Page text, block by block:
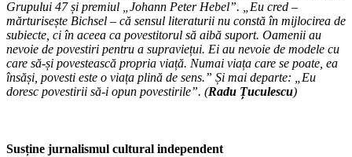
Grupului 47 și premiul „Johann Peter Hebel”. „Eu cred –
mărturisește Bichsel – că sensul literaturii nu constă în mijlocirea de
subiecte, ci în aceea ca povestitorul să aibă suport. Oamenii au
nevoie de povestiri pentru a supraviețui. Ei au nevoie de modele cu
care să-și povestească propria viață. Numai viața care se poate, ea
însăși, povesti este o viața plină de sens.” Și mai departe: „Eu
doresc povestirii să-i opun povestirile”. (Radu Țuculescu)
Susține jurnalismul cultural independent